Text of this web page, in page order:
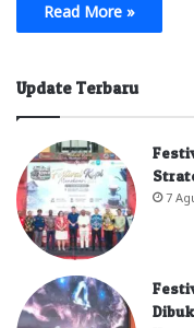
Read More »
Update Terbaru
7